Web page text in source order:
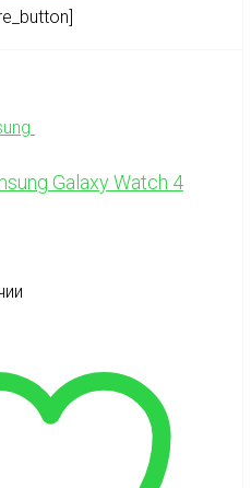
Galaxy Watch 4